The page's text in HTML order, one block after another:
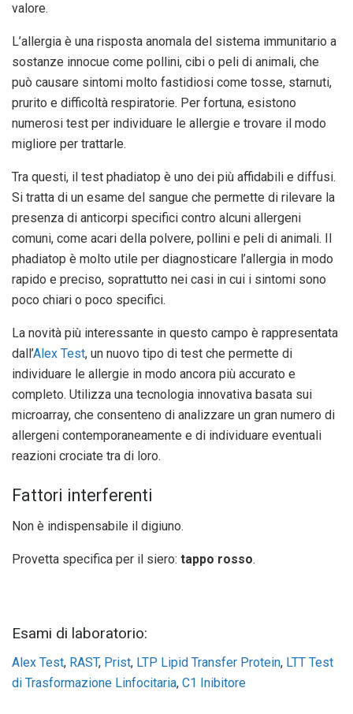
valore.
L’allergia è una risposta anomala del sistema immunitario a
sostanze innocue come pollini, cibi o peli di animali, che
può causare sintomi molto fastidiosi come tosse, starnuti,
prurito e difficoltà respiratorie. Per fortuna, esistono
numerosi test per individuare le allergie e trovare il modo
migliore per trattarle.
Tra questi, il test phadiatop è uno dei più affidabili e diffusi.
Si tratta di un esame del sangue che permette di rilevare la
presenza di anticorpi specifici contro alcuni allergeni
comuni, come acari della polvere, pollini e peli di animali. Il
phadiatop è molto utile per diagnosticare l’allergia in modo
rapido e preciso, soprattutto nei casi in cui i sintomi sono
poco chiari o poco specifici.
La novità più interessante in questo campo è rappresentata
dall’Alex Test, un nuovo tipo di test che permette di
individuare le allergie in modo ancora più accurato e
completo. Utilizza una tecnologia innovativa basata sui
microarray, che consenteno di analizzare un gran numero di
allergeni contemporaneamente e di individuare eventuali
reazioni crociate tra di loro.
Fattori interferenti
Non è indispensabile il digiuno.
Provetta specifica per il siero: tappo rosso.
Esami di laboratorio:
Alex Test, RAST, Prist, LTP Lipid Transfer Protein, LTT Test
di Trasformazione Linfocitaria, C1 Inibitore